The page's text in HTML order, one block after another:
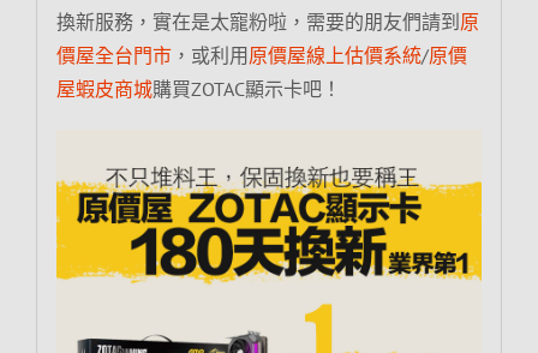
換新服務，實在是太寵粉啦，需要的朋友們請到原
價屋全台門市，或利用原價屋線上估價系統/原價
屋蝦皮商城購買ZOTAC顯示卡吧！